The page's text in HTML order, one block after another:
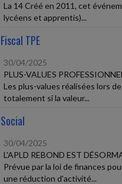
La 14 Créé en 2011, cet
lycéens et apprentis)...
Fiscal TPE
30/04/2025
PLUS-VALUES
Les plus-values réalisées lors
totalement si la valeur...
Social
30/04/2025
L'APLD REBOND EST
Prévue par la loi de finances
une réduction d'activité...